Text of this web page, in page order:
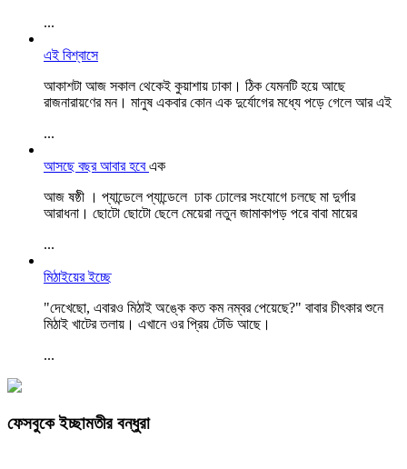
...
এই বিশ্বাসে
আকাশটা আজ সকাল থেকেই কুয়াশায় ঢাকা। ঠিক যেমনটি হয়ে আছে
রাজনারায়ণের মন। মানুষ একবার কোন এক দুর্যোগের মধ্যে পড়ে গেলে আর এই
...
আসছে বছর আবার হবেএক
আজ ষষ্ঠী । প্যান্ডেলে প্যান্ডেলে ঢাক ঢোলের সংযোগে চলছে মা দুর্গার
আরাধনা। ছোটো ছোটো ছেলে মেয়েরা নতুন জামাকাপড় পরে বাবা মায়ের
...
মিঠাইয়ের ইচ্ছে
"দেখেছো, এবারও মিঠাই অঙ্কে কত কম নম্বর পেয়েছে?" বাবার চীৎকার শুনে
মিঠাই খাটের তলায়। এখানে ওর প্রিয় টেডি আছে।
...
ফেসবুকে ইচ্ছামতীর বন্ধুরা